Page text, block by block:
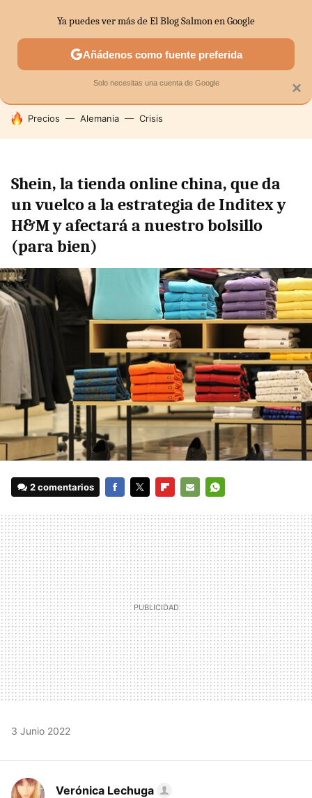
SECTORES ECONOMÍA DOMÉSTICA MERCADOS
HOY SE HABLA DE
Precios Alemania Crisis
Shein, la tienda online china, que da
un vuelco a la estrategia de Inditex y
H&M y afectará a nuestro bolsillo
(para bien)
2 comentarios
MAIL
3 Junio 2022
Verónica Lechuga
×
Ya puedes ver más de El Blog Salmon en Google
Añádenos como fuente preferida
Solo necesitas una cuenta de Google